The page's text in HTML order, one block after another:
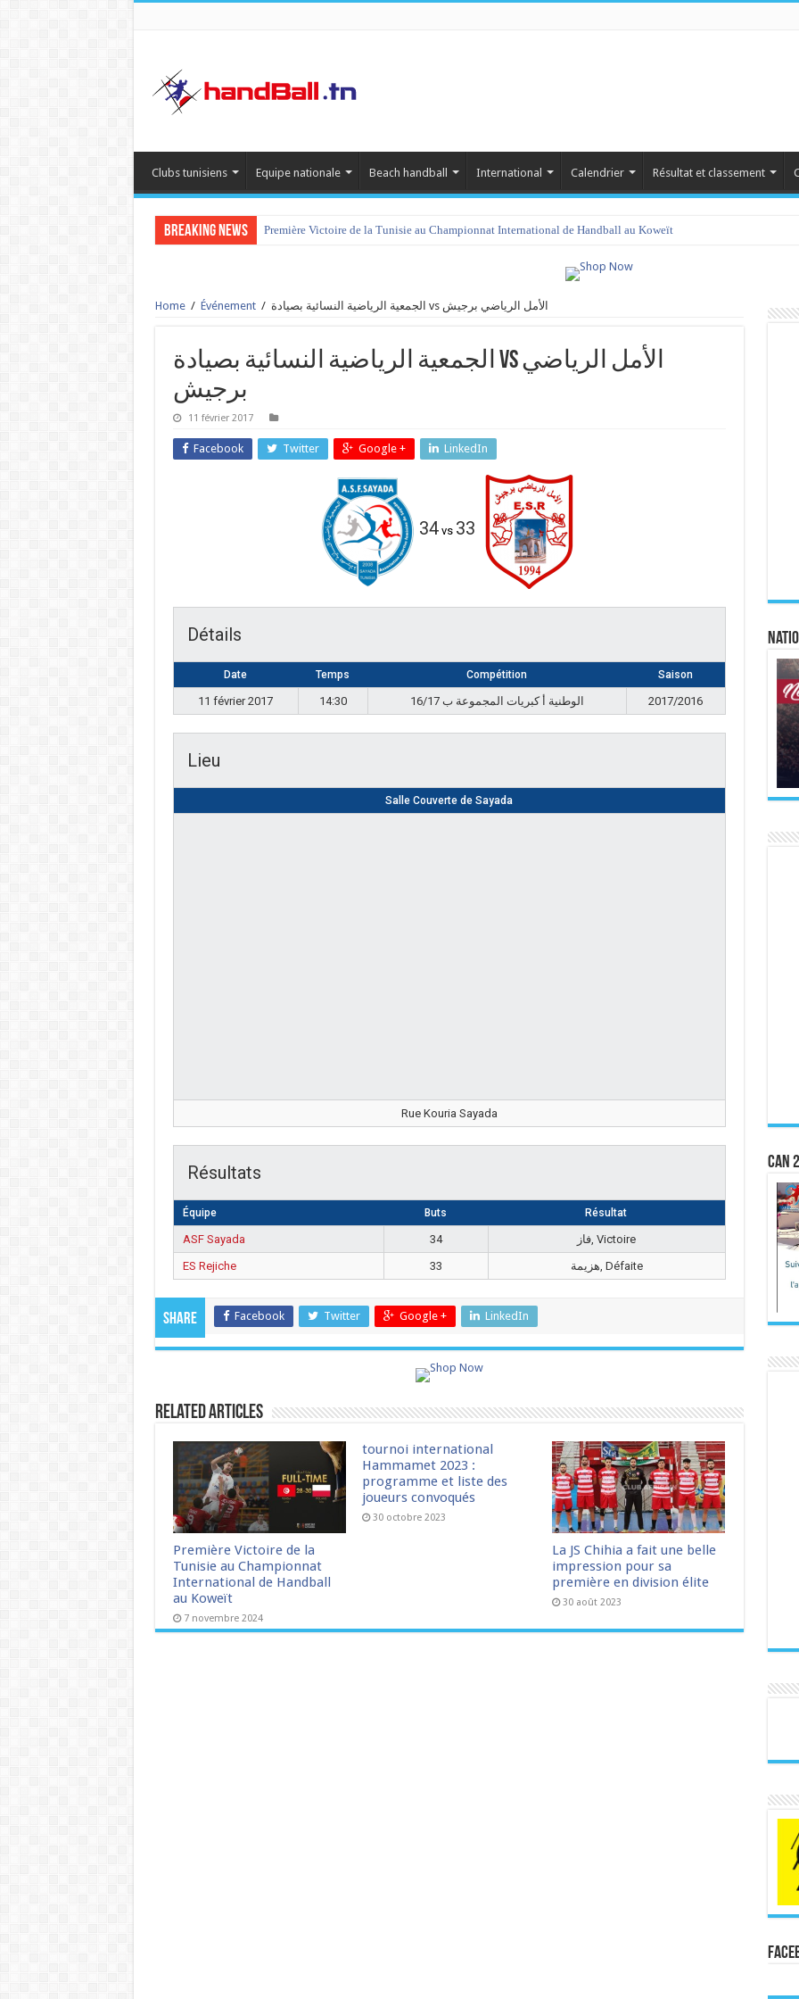
Clubs tunisiens Equipe nationale Beach handball International Calendrier Résultat et classement
Breaking News Première Victoire de la Tunisie au Championnat International de Handball au Koweït
Home / Événement / الجمعية الرياضية النسائية بصيادة vs الأمل الرياضي برجيش
الجمعية الرياضية النسائية بصيادة vs الأمل الرياضي
برجيش
11 février 2017
Facebook Twitter Google + LinkedIn
34 vs 33
Détails
Date Temps Compétition Saison
11 février 2017 14:30 الوطنية أ كبريات المجموعة ب 16/17 2017/2016
Lieu
Salle Couverte de Sayada
Rue Kouria Sayada
Résultats
Équipe Buts Résultat
ASF Sayada 34
فاز, Victoire
ES Rejiche
33 هزيمة, Défaite
Share Facebook Twitter Google + LinkedIn
Related Articles
Première Victoire de la
Tunisie au Championnat
International de Handball
au Koweït
7 novembre 2024
tournoi international
Hammamet 2023 :
programme et liste des
joueurs convoqués
30 octobre 2023
La JS Chihia a fait une belle
impression pour sa
première en division élite
30 août 2023
CAN